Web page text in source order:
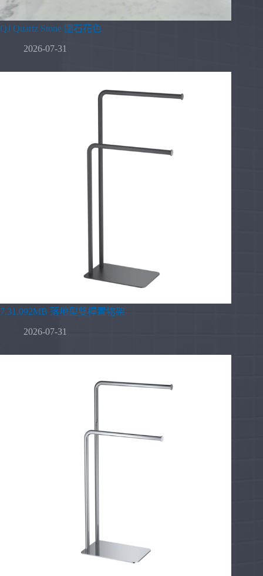
QJ Quartz Stone 闊石花色
2026-07-31
7.31.092MB 落地型雙桿置物架
2026-07-31